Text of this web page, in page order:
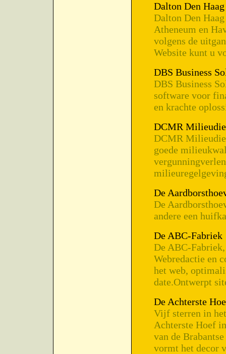
Dalton Den
Dalton Den
Atheneum en
volgens de
Website kunt u
DBS Business
DBS Business
software voor
en krachte
DCMR
DCMR
goede
De
De
andere een
De ABC-Fabriek
De ABC-
Webredactie en
het web,
date.Ontwerpt
De Achterste
Vijf sterren in
Achterste Hoef
van de
vormt het decor